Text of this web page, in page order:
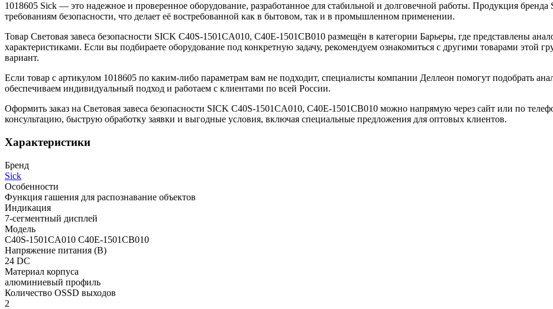
1018605 Sick — это надежное и проверенное оборудование, разработанное для стабильной и долговечной работы. Продукция бренда
требованиям безопасности, что делает её востребованной как в бытовом, так и в промышленном применении.
Товар Световая завеса безопасности SICK C40S-1501CA010, C40E-1501CB010 размещён в категории Барьеры, где представлены
характеристиками. Если вы подбираете оборудование под конкретную задачу, рекомендуем ознакомиться с другими товарами
вариант.
Если товар с артикулом 1018605 по каким-либо параметрам вам не подходит, специалисты компании Деллеон помогут подобрать
обеспечиваем индивидуальный подход и работаем с клиентами по всей России.
Оформить заказ на Световая завеса безопасности SICK C40S-1501CA010, C40E-1501CB010 можно напрямую через сайт или по
консультацию, быструю обработку заявки и выгодные условия, включая специальные предложения для оптовых клиентов.
Характеристики
Бренд
Sick
Особенности
Функция гашения для распознавание объектов
Индикация
7-сегментный дисплей
Модель
C40S-1501CA010 C40E-1501CB010
Напряжение питания (В)
24 DC
Материал корпуса
алюминиевый профиль
Количество OSSD выходов
2